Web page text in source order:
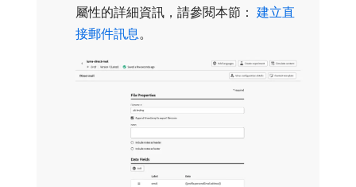
屬性的詳細資訊，請參閱本節： 建立直
接郵件訊息 。